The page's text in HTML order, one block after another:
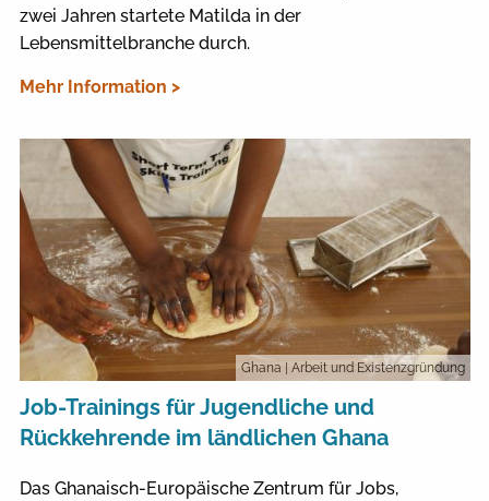
zwei Jahren startete Matilda in der
Lebensmittelbranche durch.
Mehr Information >
Ghana | Arbeit und Existenzgründung
Job-Trainings für Jugendliche und
Rückkehrende im ländlichen Ghana
Das Ghanaisch-Europäische Zentrum für Jobs,